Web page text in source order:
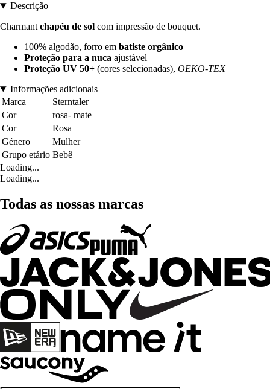
Descrição
Charmant chapéu de sol com impressão de bouquet.
100% algodão, forro em batiste orgânico
Proteção para a nuca ajustável
Proteção UV 50+ (cores selecionadas), OEKO-TEX
Informações adicionais
Marca
Sterntaler
Cor
rosa- mate
Cor
Rosa
Género
Mulher
Grupo etário Bebê
Loading...
Loading...
Todas as nossas marcas